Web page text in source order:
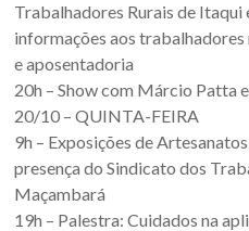
Trabalhadores Rurais de Itaqui
informações aos
e aposentadoria
20h – Show com Márcio Patta
20/10 – QUINTA-FEIRA
9h – Exposições de
presença do Sindicato dos
Maçambará
19h – Palestra: Cuidados na